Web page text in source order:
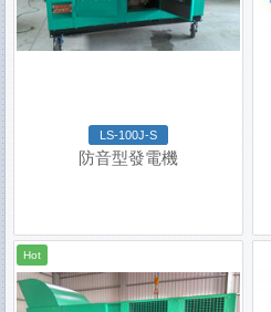
LS-100J-S
防音型發電機
Hot